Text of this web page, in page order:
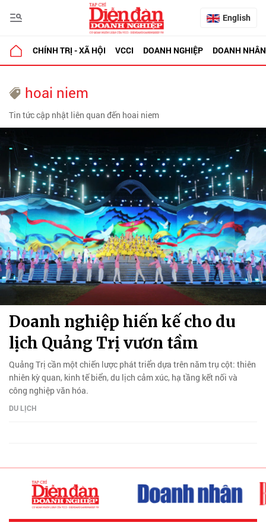
English
CHÍNH TRỊ - XÃ HỘI VCCI DOANH NGHIỆP DOANH NHÂN
hoai niem
Tin tức cập nhật liên quan đến hoai niem
Doanh nghiệp hiến kế cho du
lịch Quảng Trị vươn tầm
Quảng Trị cần một chiến lược phát triển dựa trên năm trụ cột: thiên
nhiên kỳ quan, kinh tế biển, du lịch cảm xúc, hạ tầng kết nối và
công nghiệp văn hóa.
DU LỊCH